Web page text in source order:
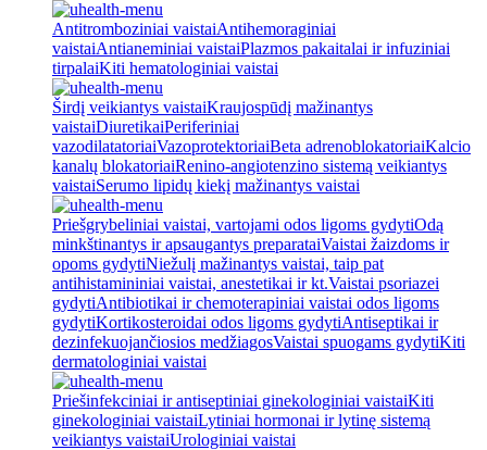
Antitromboziniai vaistaiAntihemoraginiai
vaistaiAntianeminiai vaistaiPlazmos pakaitalai ir infuziniai
tirpalaiKiti hematologiniai vaistai
Širdį veikiantys vaistaiKraujospūdį mažinantys
vaistaiDiuretikaiPeriferiniai
vazodilatatoriaiVazoprotektoriaiBeta adrenoblokatoriaiKalcio
kanalų blokatoriaiRenino-angiotenzino sistemą veikiantys
vaistaiSerumo lipidų kiekį mažinantys vaistai
Priešgrybeliniai vaistai, vartojami odos ligoms gydytiOdą
minkštinantys ir apsaugantys preparataiVaistai žaizdoms ir
opoms gydytiNiežulį mažinantys vaistai, taip pat
antihistamininiai vaistai, anestetikai ir kt.Vaistai psoriazei
gydytiAntibiotikai ir chemoterapiniai vaistai odos ligoms
gydytiKortikosteroidai odos ligoms gydytiAntiseptikai ir
dezinfekuojančiosios medžiagosVaistai spuogams gydytiKiti
dermatologiniai vaistai
Priešinfekciniai ir antiseptiniai ginekologiniai vaistaiKiti
ginekologiniai vaistaiLytiniai hormonai ir lytinę sistemą
veikiantys vaistaiUrologiniai vaistai